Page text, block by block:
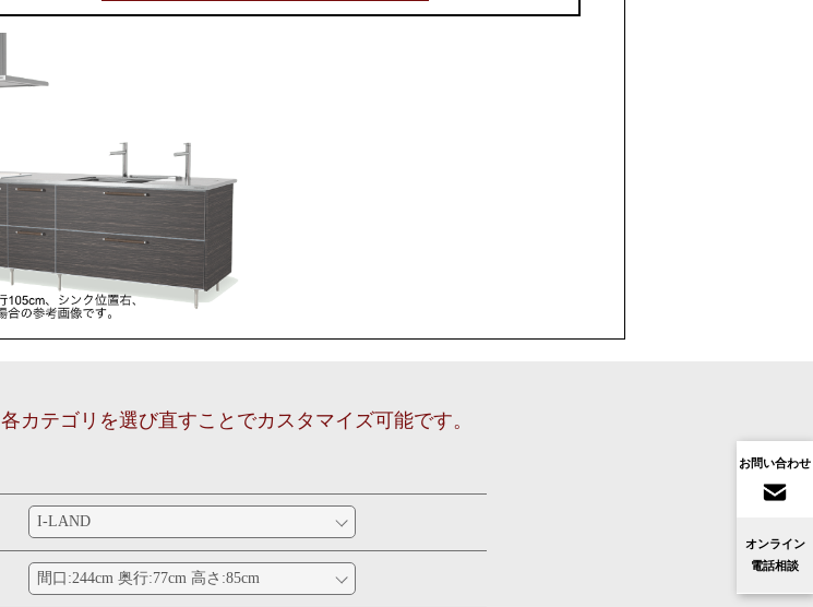
ペニンシュラ
クル シャドウ
エンブレムアイストップ
ロ2 (RHB71W42J5RSTW)あり(RKW-405A-SV)
アルミデザインウォール
各カテゴリを選び直すことでカスタマイズ可能です。
お問い合わせ
オンライン
電話相談